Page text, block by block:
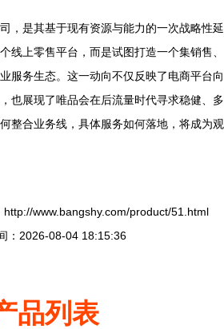
，是其基于现有资源与能力的一次战略性延
线上零售平台，而是试图打造一个集销售、
服务生态。这一动向不仅反映了电商平台向
也展现了唯品会在后流量时代寻求稳健、多
整合业务线，具体服务如何落地，将成为观
http://www.bangshy.com/product/51.html
：2026-08-04 18:15:36
品列表